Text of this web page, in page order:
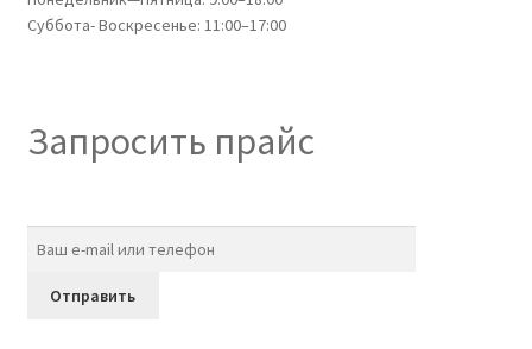
Суббота- Воскресенье: 11:00–17:00
Запросить прайс